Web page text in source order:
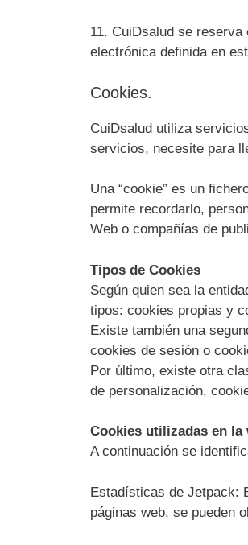
11. CuiDsalud se
electrónica definida en
Cookies.
CuiDsalud utiliza
servicios, necesite para
Una “cookie” es un
permite recordarlo,
Web o compañías de
Tipos de Cookies
Según quien sea la
tipos: cookies propias y
Existe también una
cookies de sesión o
Por último, existe otra
de personalización,
Cookies utilizadas en la
A continuación se
Estadísticas de Jetpack:
páginas web, se pueden